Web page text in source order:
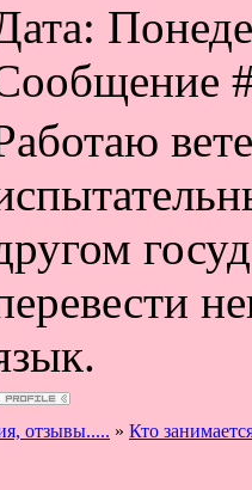
отзывы..... » Кто